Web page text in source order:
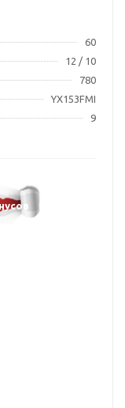
60
12 / 10
780
YX153FMI
9